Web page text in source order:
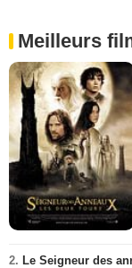
Meilleurs
2. Le Seigneur des